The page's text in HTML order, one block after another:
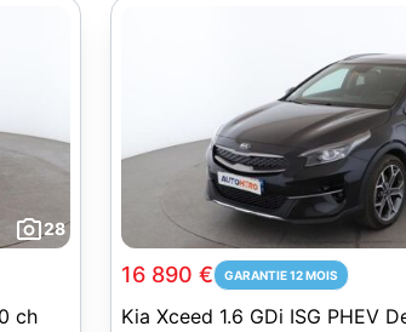
28
ch
16 890 € GARANTIE 12 MOIS
Kia Xceed 1.6 GDi ISG PHEV